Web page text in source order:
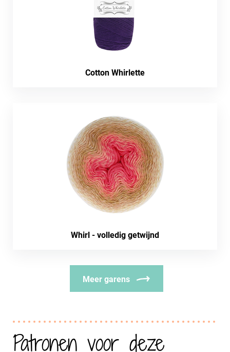
Cotton Whirlette
Whirl - volledig getwijnd
Meer garens
Patronen voor deze